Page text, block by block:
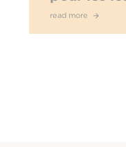
read more